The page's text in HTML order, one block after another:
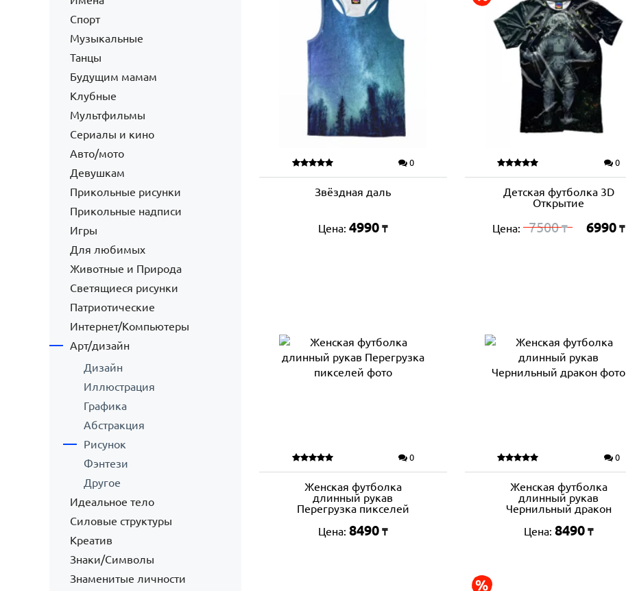
Спорт
Музыкальные
Танцы
Будущим мамам
Клубные
Мультфильмы
Сериалы и кино
Авто/мото
Девушкам
Прикольные рисунки
Прикольные надписи
Игры
Для любимых
Животные и Природа
Светящиеся рисунки
Патриотические
Интернет/Компьютеры
Арт/дизайн
Дизайн
Иллюстрация
Графика
Абстракция
Рисунок
Фэнтези
Другое
Идеальное тело
Силовые структуры
Креатив
Знаки/Символы
Знаменитые личности
0
Звёздная даль
Цена:4990 ₸
0
Детская футболка 3D
Открытие
Цена: 7500₸ 6990 ₸
0
Женская футболка
длинный рукав
Перегрузка пикселей
Цена:8490 ₸
0
Женская футболка
длинный рукав
Чернильный дракон
Цена:8490 ₸